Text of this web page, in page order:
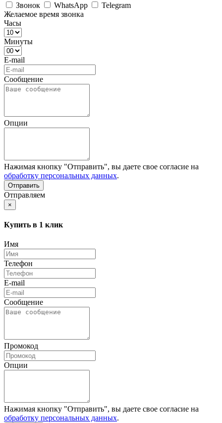
Звонок
WhatsApp
Telegram
Желаемое время звонка
Часы
Минуты
E-mail
Сообщение
Опции
Нажимая кнопку "Отправить", вы даете свое согласие на
обработку персональных данных.
Отправляем
×
Купить в 1 клик
Имя
Телефон
E-mail
Сообщение
Промокод
Опции
Нажимая кнопку "Отправить", вы даете свое согласие на
обработку персональных данных.